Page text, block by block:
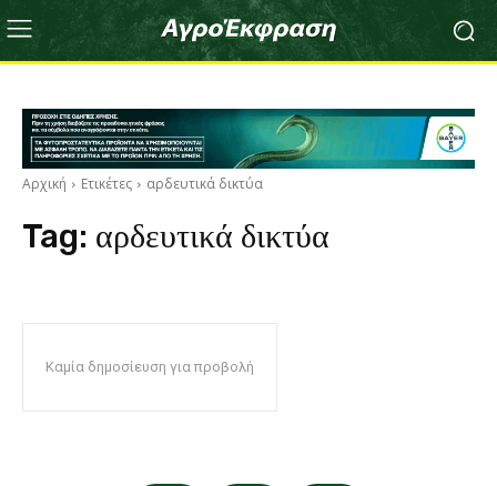
Αρχική Ετικέτες αρδευτικά δικτύα
Tag: αρδευτικά δικτύα
Καμία δημοσίευση για προβολή